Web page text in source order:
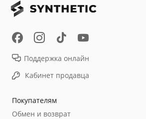
Покупателям
Обмен и возврат
Поддержка онлайн
Кабинет продавца